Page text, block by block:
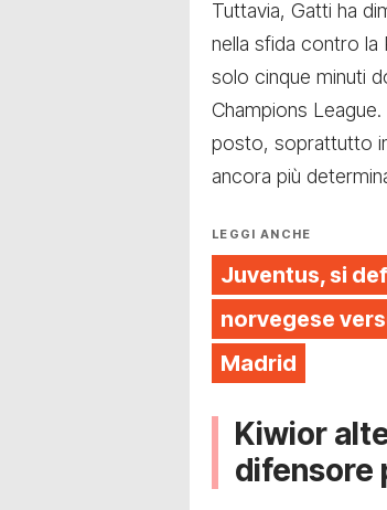
Tuttavia, Gatti ha
nella sfida contro la
solo cinque minuti
Champions
posto, soprattutto
ancora più
LEGGI ANCHE
Juventus, si
norvegese
Madrid
Kiwior
difensore